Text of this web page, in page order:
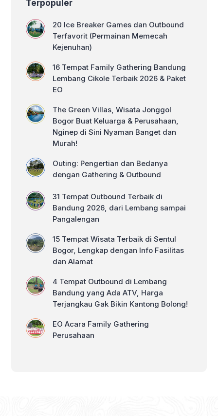
Terpopuler
20 Ice Breaker Games dan Outbound
Terfavorit (Permainan Memecah
Kejenuhan)
16 Tempat Family Gathering Bandung
Lembang Cikole Terbaik 2026 & Paket
EO
The Green Villas, Wisata Jonggol
Bogor Buat Keluarga & Perusahaan,
Nginep di Sini Nyaman Banget dan
Murah!
Outing: Pengertian dan Bedanya
dengan Gathering & Outbound
31 Tempat Outbound Terbaik di
Bandung 2026, dari Lembang sampai
Pangalengan
15 Tempat Wisata Terbaik di Sentul
Bogor, Lengkap dengan Info Fasilitas
dan Alamat
4 Tempat Outbound di Lembang
Bandung yang Ada ATV, Harga
Terjangkau Gak Bikin Kantong Bolong!
EO Acara Family Gathering
Perusahaan